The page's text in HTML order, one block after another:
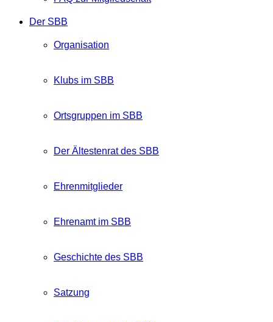
Der SBB
Organisation
Klubs im SBB
Ortsgruppen im SBB
Der Ältestenrat des SBB
Ehrenmitglieder
Ehrenamt im SBB
Geschichte des SBB
Satzung